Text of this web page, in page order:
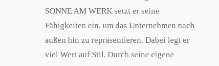
SONNE AM WERK setzt er seine
Fähigkeiten ein, um das Unternehmen nach
außen hin zu repräsentieren. Dabei legt er
viel Wert auf Stil. Durch seine eigene